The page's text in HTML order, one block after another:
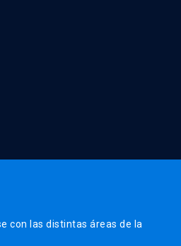
con las distintas áreas de la